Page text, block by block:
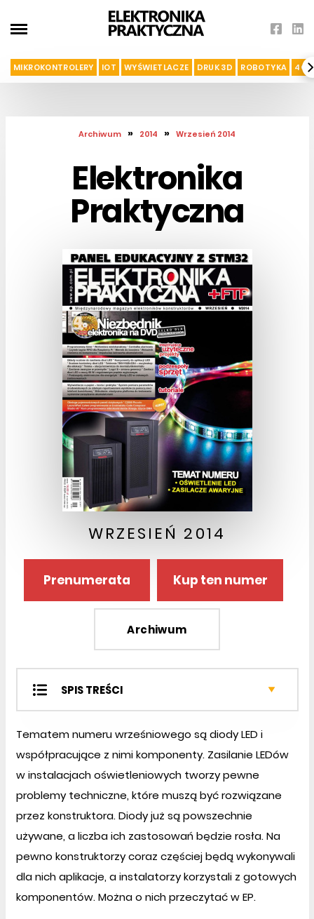
MIKROKONTROLERY IOT WYŚWIETLACZE DRUK 3D ROBOTYKA 4G I
Archiwum » 2014 » Wrzesień 2014
Elektronika
Praktyczna
WRZESIEŃ 2014
Prenumerata Kup ten numer
Archiwum
SPIS TREŚCI
Miniprojekty
Projekty czytelników
Prezentacje
Notatnik konstruktora
Wybór konstruktora
Klub Aplikantów Próbek
Kursy
Sprzęt
Automatyka i Mechatronika
Tematem numeru wrześniowego są diody LED i
współpracujące z nimi komponenty. Zasilanie LEDów
w instalacjach oświetleniowych tworzy pewne
problemy techniczne, które muszą być rozwiązane
przez konstruktora. Diody już są powszechnie
używane, a liczba ich zastosowań będzie rosła. Na
pewno konstruktorzy coraz częściej będą wykonywali
dla nich aplikacje, a instalatorzy korzystali z gotowych
komponentów. Można o nich przeczytać w EP.